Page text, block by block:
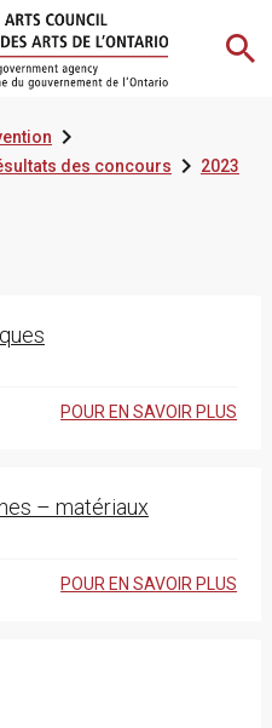

des concours 2023
POUR EN SAVOIR PLUS
– matériaux
POUR EN SAVOIR PLUS